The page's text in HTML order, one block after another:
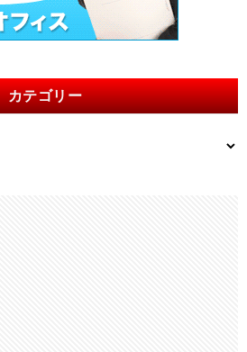
カテゴリー